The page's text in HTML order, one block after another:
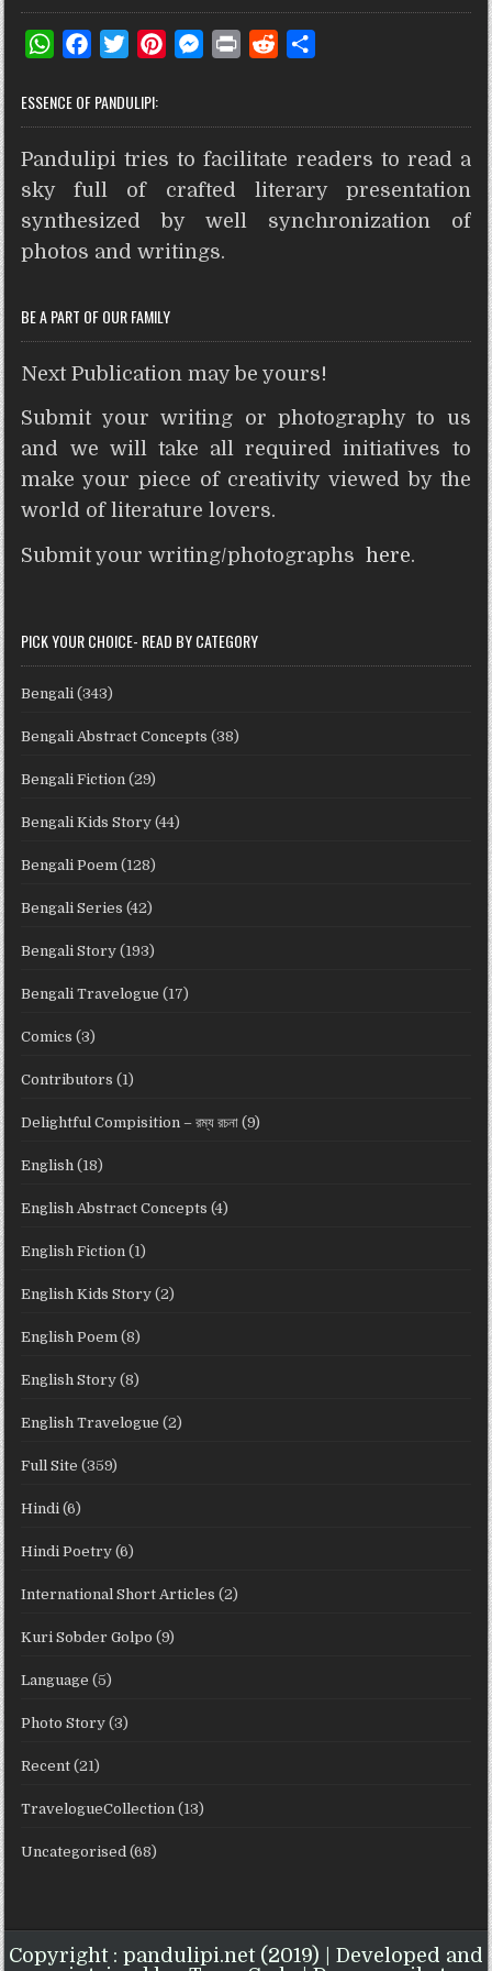
W
a
t
s
A
p
p
c
e
b
o
o
k
T
i
t
t
e
r
t
e
r
e
s
M
s
e
n
g
e
n
t
d
i
t
r
e
ESSENCE OF PANDULIPI:
Pandulipi tries to facilitate readers to read a
sky full of crafted literary presentation
synthesized by well synchronization of
photos and writings.
BE A PART OF OUR FAMILY
Next Publication may be yours!
Submit your writing or photography to us
and we will take all required initiatives to
make your piece of creativity viewed by the
world of literature lovers.
Submit your writing/photographshere.
PICK YOUR CHOICE- READ BY CATEGORY
Bengali (343)
Bengali Abstract Concepts (38)
Bengali Fiction (29)
Bengali Kids Story (44)
Bengali Poem (128)
Bengali Series (42)
Bengali Story (193)
Bengali Travelogue (17)
Comics (3)
Contributors (1)
Delightful Compisition – রম্য রচনা (9)
English (18)
English Abstract Concepts (4)
English Fiction (1)
English Kids Story (2)
English Poem (8)
English Story (8)
English Travelogue (2)
Full Site (359)
Hindi (6)
Hindi Poetry (6)
International Short Articles (2)
Kuri Sobder Golpo (9)
Language (5)
Photo Story (3)
Recent (21)
TravelogueCollection (13)
Uncategorised (68)
Copyright : pandulipi.net (2019) | Developed and